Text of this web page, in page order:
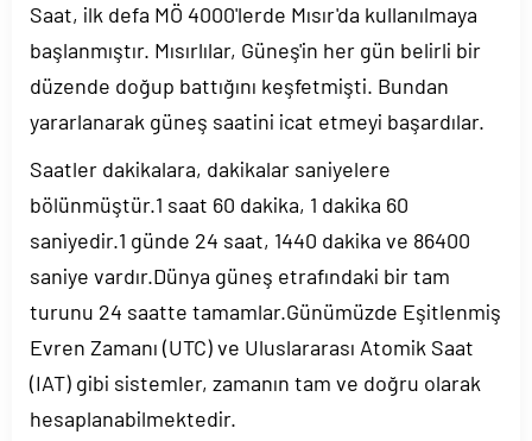
Saat, ilk defa MÖ 4000'lerde Mısır'da kullanılmaya
başlanmıştır. Mısırlılar, Güneş'in her gün belirli bir
düzende doğup battığını keşfetmişti. Bundan
yararlanarak güneş saatini icat etmeyi başardılar.
Saatler dakikalara, dakikalar saniyelere
bölünmüştür.1 saat 60 dakika, 1 dakika 60
saniyedir.1 günde 24 saat, 1440 dakika ve 86400
saniye vardır.Dünya güneş etrafındaki bir tam
turunu 24 saatte tamamlar.Günümüzde Eşitlenmiş
Evren Zamanı (UTC) ve Uluslararası Atomik Saat
(IAT) gibi sistemler, zamanın tam ve doğru olarak
hesaplanabilmektedir.